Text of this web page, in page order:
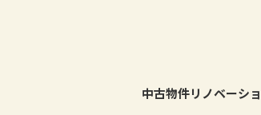
中古物件リノベーシ